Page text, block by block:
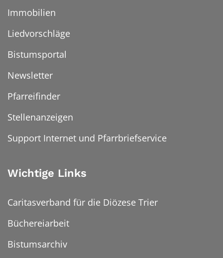
Immobilien
Liedvorschläge
Bistumsportal
Newsletter
Pfarreifinder
Stellenanzeigen
Support Internet und Pfarrbriefservice
Wichtige Links
Caritasverband für die Diözese Trier
Büchereiarbeit
Bistumsarchiv